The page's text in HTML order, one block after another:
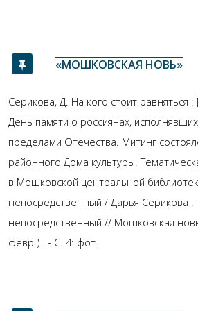
«МОШКОВСКАЯ НОВЬ»
Серикова, Д. На кого стоит равняться
День памяти о россиянах,
пределами Отечества. Митинг
районного Дома культуры.
в Мошковской центральной
непосредственный / Дарья Серикова .
непосредственный // Мошковская
февр.) . - С. 4: фот.